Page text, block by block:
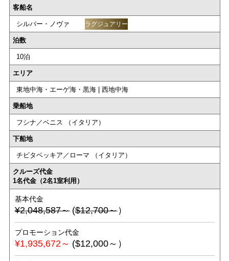
客船名
シルバー・ノヴァ ラグジュアリー
泊数
10泊
エリア
東地中海・エーゲ海・黒海 | 西地中海
乗船地
フシナ／ベニス （イタリア）
下船地
チビタベッキア／ローマ （イタリア）
クルーズ代金
1名代金（2名1室利用）
基本代金
¥2,048,587～ ($12,700～）
プロモーション代金
¥1,935,672～ ($12,000～）